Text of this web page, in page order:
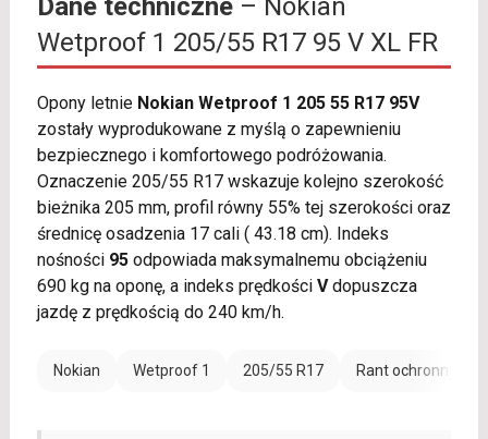
Dane techniczne– Nokian
Wetproof 1 205/55 R17 95 V XL FR
Opony letnie Nokian Wetproof 1 205 55 R17 95V
zostały wyprodukowane z myślą o zapewnieniu
bezpiecznego i komfortowego podróżowania.
Oznaczenie 205/55 R17 wskazuje kolejno szerokość
bieżnika 205 mm, profil równy 55% tej szerokości oraz
średnicę osadzenia 17 cali ( 43.18 cm). Indeks
nośności 95odpowiada maksymalnemu obciążeniu
690 kg na oponę, a indeks prędkości Vdopuszcza
jazdę z prędkością do 240 km/h.
Nokian Wetproof 1 205/55 R17 Rant ochronny (FR)